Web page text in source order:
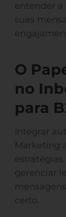
entender a
suas
O
no
para
Integrar
Marketing
gerenciar
certo.